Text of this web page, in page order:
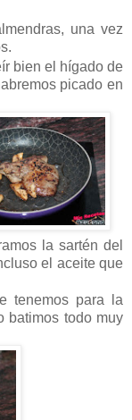
una vez
bien el hígado de
picado en
la sartén del
el aceite que
tenemos para la
batimos todo muy